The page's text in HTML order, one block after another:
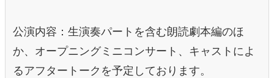
公演内容：生演奏パートを含む朗読劇本編のほ
か、オープニングミニコンサート、キャストによ
るアフタートークを予定しております。